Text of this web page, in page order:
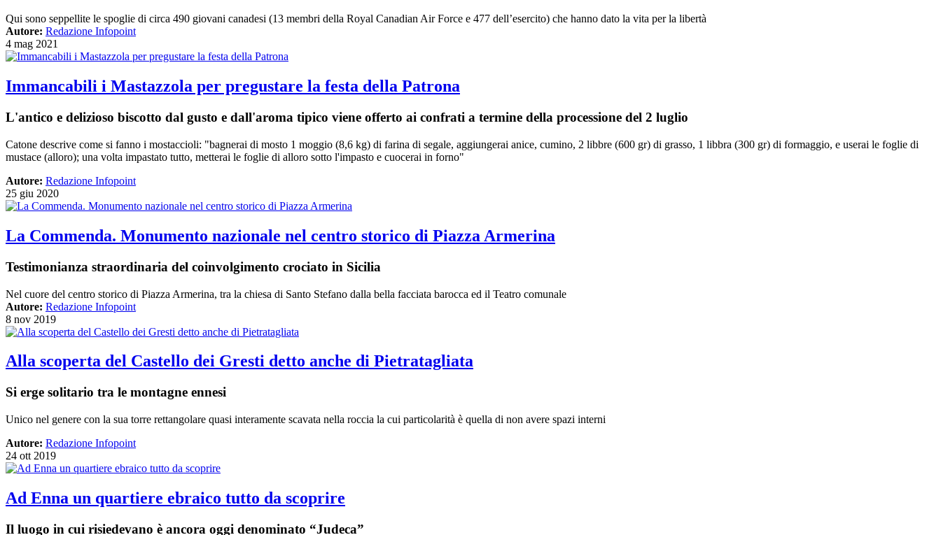
Qui sono seppellite le spoglie di circa 490 giovani canadesi (13 membri della Royal Canadian Air Force e 477 dell’esercito) che hanno dato la vita per la libertà
Autore: Redazione Infopoint
4 mag 2021
Immancabili i Mastazzola per pregustare la festa della Patrona
L'antico e delizioso biscotto dal gusto e dall'aroma tipico viene offerto ai confrati a termine della processione del 2 luglio
Catone descrive come si fanno i mostaccioli: "bagnerai di mosto 1 moggio (8,6 kg) di farina di segale, aggiungerai anice, cumino, 2 libbre (600 gr) di grasso, 1 libbra (300 gr) di formaggio, e userai le foglie di
mustace (alloro); una volta impastato tutto, metterai le foglie di alloro sotto l'impasto e cuocerai in forno"
Autore: Redazione Infopoint
25 giu 2020
La Commenda. Monumento nazionale nel centro storico di Piazza Armerina
Testimonianza straordinaria del coinvolgimento crociato in Sicilia
Nel cuore del centro storico di Piazza Armerina, tra la chiesa di Santo Stefano dalla bella facciata barocca ed il Teatro comunale
Autore: Redazione Infopoint
8 nov 2019
Alla scoperta del Castello dei Gresti detto anche di Pietratagliata
Si erge solitario tra le montagne ennesi
Unico nel genere con la sua torre rettangolare quasi interamente scavata nella roccia la cui particolarità è quella di non avere spazi interni
Autore: Redazione Infopoint
24 ott 2019
Ad Enna un quartiere ebraico tutto da scoprire
Il luogo in cui risiedevano è ancora oggi denominato “Judeca”